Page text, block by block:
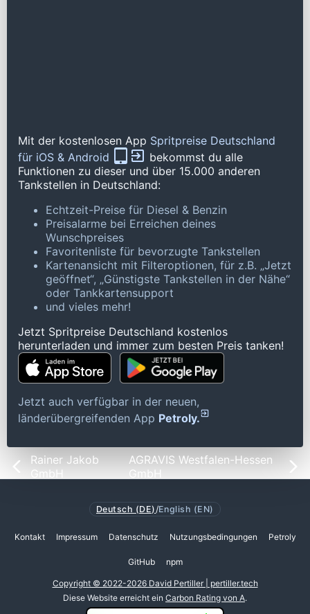
Mit der kostenlosen App Spritpreise Deutschland
für iOS & Android
bekommst du alle
Funktionen zu dieser und über 15.000 anderen
Tankstellen in Deutschland:
Echtzeit-Preise für Diesel & Benzin
Preisalarme bei Erreichen deines
Wunschpreises
Favoritenliste für bevorzugte Tankstellen
Kartenansicht mit Filteroptionen, für z.B. „Jetzt
geöffnet“, „Günstigste Tankstellen in der Nähe“
oder Tankkartensupport
und vieles mehr!
Jetzt Spritpreise Deutschland kostenlos
herunterladen und immer zum besten Preis tanken!
Jetzt auch verfügbar in der neuen,
länderübergreifenden App Petroly.
Rainer Jakob
GmbH
AGRAVIS Westfalen-Hessen
GmbH
Deutsch (DE) /English (EN)
Kontakt Impressum Datenschutz Nutzungsbedingungen Petroly
GitHub npm
Copyright © 2022-2026 David Pertiller | pertiller.tech
Diese Website erreicht ein Carbon Rating von A.